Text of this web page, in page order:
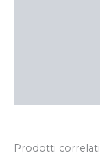
Prodotti correlati